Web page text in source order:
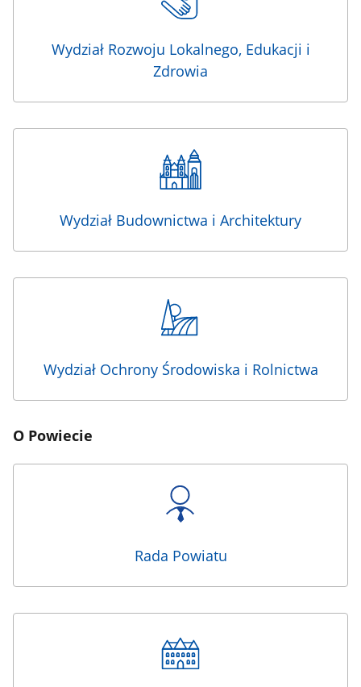
Wydział Rozwoju Lokalnego, Edukacji i
Zdrowia
Wydział Budownictwa i Architektury
Wydział Ochrony Środowiska i Rolnictwa
O Powiecie
Rada Powiatu